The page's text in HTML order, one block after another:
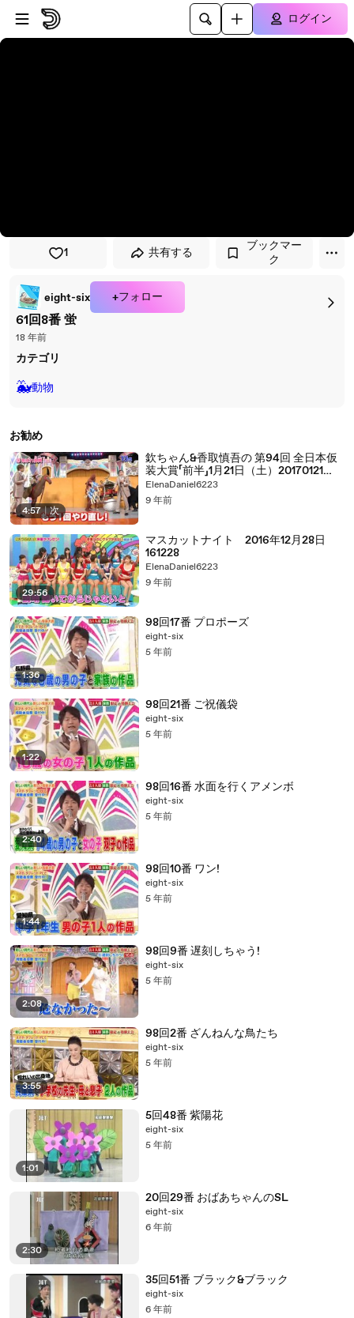
プレイヤーにスキップ
メインコンテンツにスキップ
ログイン
1 共有する
ブックマー
ク
eight-six +フォロー
61回8番 蛍
18 年前
カテゴリ
🐳動物
お勧め
4:57 | 次
欽ちゃん&香取慎吾の 第94回 全日本仮
装大賞「前半」1月21日（土）20170121
part 2/2
ElenaDaniel6223
9 年前
29:56
マスカットナイト 2016年12月28日
161228
ElenaDaniel6223
9 年前
1:36
98回17番 プロポーズ
eight-six
5 年前
1:22
98回21番 ご祝儀袋
eight-six
5 年前
2:40
98回16番 水面を行くアメンボ
eight-six
5 年前
1:44
98回10番 ワン!
eight-six
5 年前
2:08
98回9番 遅刻しちゃう!
eight-six
5 年前
3:55
98回2番 ざんねんな鳥たち
eight-six
5 年前
1:01
5回48番 紫陽花
eight-six
5 年前
2:30
20回29番 おばあちゃんのSL
eight-six
6 年前
35回51番 ブラック&ブラック
eight-six
6 年前